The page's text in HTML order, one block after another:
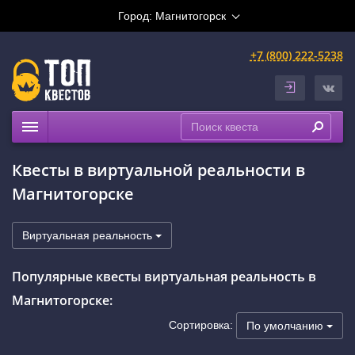
Город: Магнитогорск
+7 (800) 222-5238
Расписание
Рейтинги
На карте
Квесты в виртуальной реальности в
Магнитогорске
Виртуальная реальность
Популярные квесты виртуальная реальность в
Магнитогорске:
Сортировка: По умолчанию